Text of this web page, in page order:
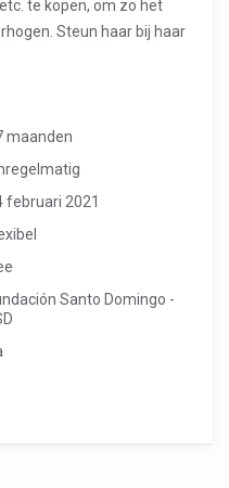
te kopen, om zo het
Steun haar bij haar
maanden
februari 2021
Santo Domingo -